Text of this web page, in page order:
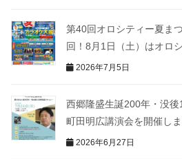
第40回オロシティー夏ま
回！8月1日（土）はオロ
2026年7月5日
西郷隆盛生誕200年・没
町田明広講演会を開催し
2026年6月27日